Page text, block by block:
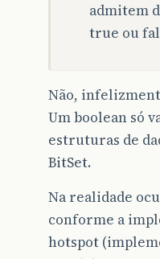
admitem
true ou
Não,
Um boolean só
estruturas de
BitSet.
Na realidade
conforme a
hotspot